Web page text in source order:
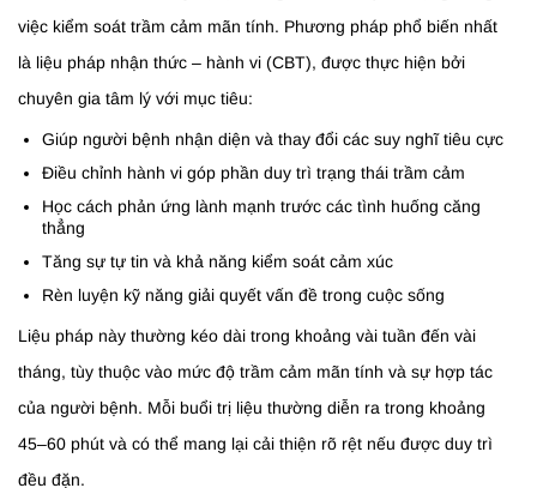
việc kiểm soát trầm cảm mãn tính. Phương pháp phổ biến nhất
là liệu pháp nhận thức – hành vi (CBT), được thực hiện bởi
chuyên gia tâm lý với mục tiêu:
Giúp người bệnh nhận diện và thay đổi các suy nghĩ tiêu cực
Điều chỉnh hành vi góp phần duy trì trạng thái trầm cảm
Học cách phản ứng lành mạnh trước các tình huống căng
thẳng
Tăng sự tự tin và khả năng kiểm soát cảm xúc
Rèn luyện kỹ năng giải quyết vấn đề trong cuộc sống
Liệu pháp này thường kéo dài trong khoảng vài tuần đến vài
tháng, tùy thuộc vào mức độ trầm cảm mãn tính và sự hợp tác
của người bệnh. Mỗi buổi trị liệu thường diễn ra trong khoảng
45–60 phút và có thể mang lại cải thiện rõ rệt nếu được duy trì
đều đặn.